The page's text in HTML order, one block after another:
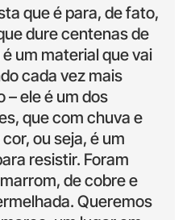
que é para, de fato,
dure centenas de
um material que vai
cada vez mais
– ele é um dos
que com chuva e
ou seja, é um
resistir. Foram
de cobre e
Queremos